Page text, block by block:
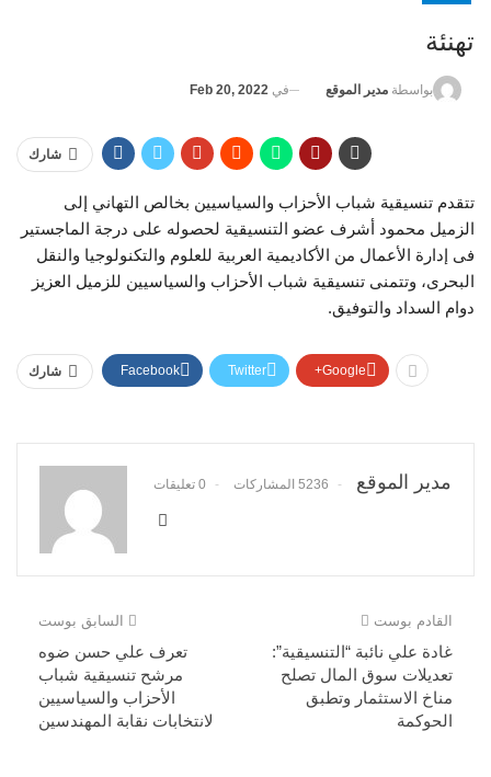
تهنئة
بواسطة مدير الموقع في Feb 20, 2022
شارك
تتقدم تنسيقية شباب الأحزاب والسياسيين بخالص التهاني إلى
الزميل محمود أشرف عضو التنسيقية لحصوله على درجة الماجستير
فى إدارة الأعمال من الأكاديمية العربية للعلوم والتكنولوجيا والنقل
البحرى، وتتمنى تنسيقية شباب الأحزاب والسياسيين للزميل العزيز
دوام السداد والتوفيق.
شارك Facebook Twitter Google+
مدير الموقع 5236 المشاركات 0 تعليقات
السابق بوست
تعرف علي حسن ضوه
مرشح تنسيقية شباب
الأحزاب والسياسيين
لانتخابات نقابة المهندسين
القادم بوست
غادة علي نائبة “التنسيقية”:
تعديلات سوق المال تصلح
مناخ الاستثمار وتطبق
الحوكمة